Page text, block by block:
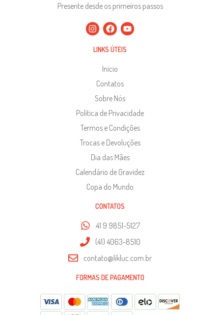
Presente desde os primeiros passos
LINKS ÚTEIS
Início
Contatos
Sobre Nós
Política de Privacidade
Termos e Condições
Trocas e Devoluções
Dia das Mães
Calendário de Gravidez
Copa do Mundo
CONTATOS
41 9 9851-5127
(41) 4063-8510
contato@likluc.com.br
FORMAS DE PAGAMENTO